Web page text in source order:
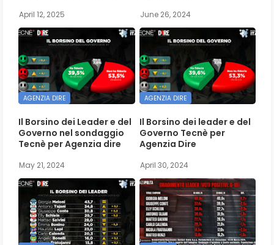
April 12, 2025 June 26, 2024
AGENZIA DIRE
Il Borsino dei Leader e del
Governo nel sondaggio
Tecnè per Agenzia dire
May 21, 2024
AGENZIA DIRE
Il Borsino dei leader e del
Governo Tecnè per
Agenzia Dire
April 30, 2024